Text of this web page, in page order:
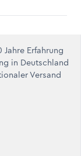
Jahre Erfahrung
in Deutschland
Versand